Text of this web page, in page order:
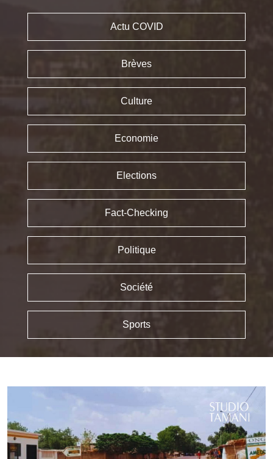
Actu COVID
Brèves
Culture
Economie
Elections
Fact-Checking
Politique
Société
Sports